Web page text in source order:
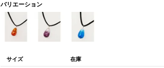
バリエーション
サイズ 在庫